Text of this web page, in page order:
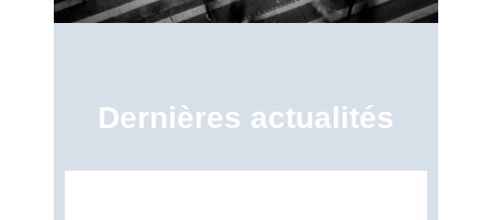
Dernières actualités